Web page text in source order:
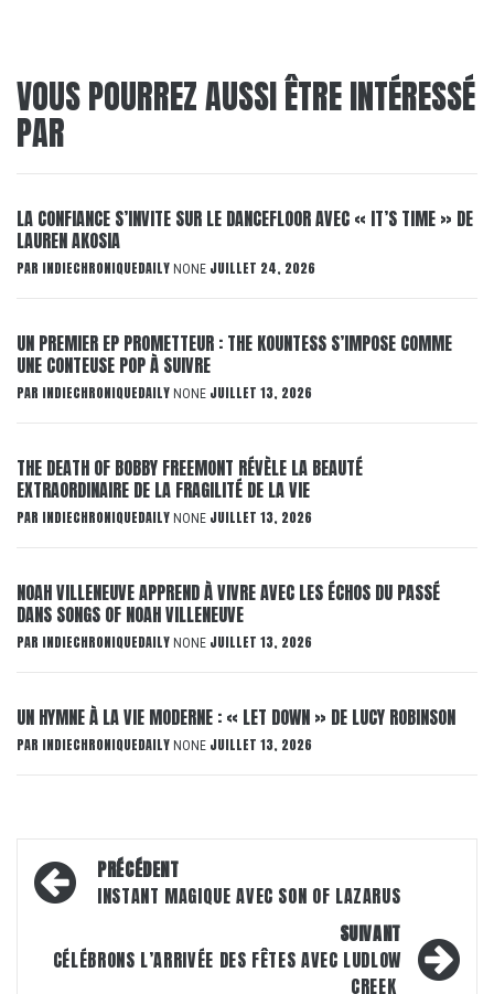
VOUS POURREZ AUSSI ÊTRE INTÉRESSÉ
PAR
LA CONFIANCE S’INVITE SUR LE DANCEFLOOR AVEC « IT’S TIME » DE
LAUREN AKOSIA
PAR INDIECHRONIQUEDAILY NONE JUILLET 24, 2026
UN PREMIER EP PROMETTEUR : THE KOUNTESS S’IMPOSE COMME
UNE CONTEUSE POP À SUIVRE
PAR INDIECHRONIQUEDAILY NONE JUILLET 13, 2026
THE DEATH OF BOBBY FREEMONT RÉVÈLE LA BEAUTÉ
EXTRAORDINAIRE DE LA FRAGILITÉ DE LA VIE
PAR INDIECHRONIQUEDAILY NONE JUILLET 13, 2026
NOAH VILLENEUVE APPREND À VIVRE AVEC LES ÉCHOS DU PASSÉ
DANS SONGS OF NOAH VILLENEUVE
PAR INDIECHRONIQUEDAILY NONE JUILLET 13, 2026
UN HYMNE À LA VIE MODERNE : « LET DOWN » DE LUCY ROBINSON
PAR INDIECHRONIQUEDAILY NONE JUILLET 13, 2026
Navigation
d’article
PRÉCÉDENT
INSTANT MAGIQUE AVEC SON OF LAZARUS
SUIVANT
CÉLÉBRONS L’ARRIVÉE DES FÊTES AVEC LUDLOW
CREEK